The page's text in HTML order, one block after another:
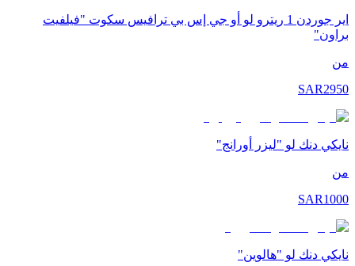
اير جوردن 1 ريترو لو أو جي إس بي ترافيس سكوت "فيلفيت
براون"
من
SAR2950
نايكي دنك لو "ليزر أورانج"
من
SAR1000
نايكي دنك لو "هالوين"